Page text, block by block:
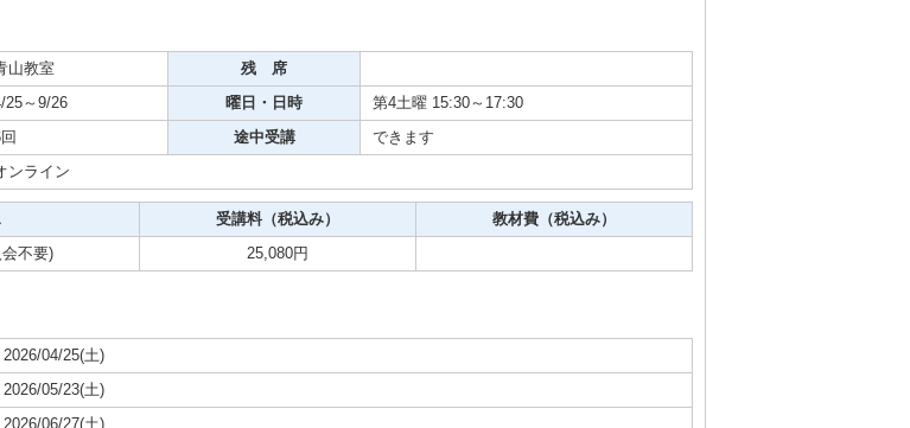
山教室 残 席
25～9/26 曜日・日時 第4土曜 15:30～17:30
途中受講 できます
ンライン
受講料（税込み） 教材費（税込み）
不要) 25,080円
2026/04/25(土)
2026/05/23(土)
2026/06/27(土)